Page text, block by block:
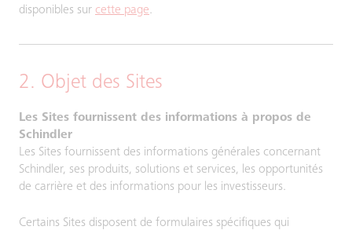
disponibles sur cette page.
2. Objet des Sites
Les Sites fournissent des informations à propos de
Schindler
Les Sites fournissent des informations générales concernant
Schindler, ses produits, solutions et services, les opportunités
de carrière et des informations pour les investisseurs.
Certains Sites disposent de formulaires spécifiques qui